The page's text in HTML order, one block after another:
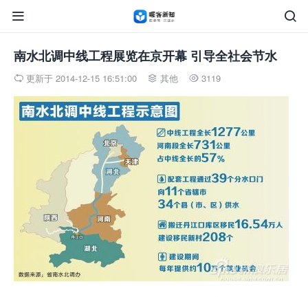


南水北调中线工程展览在京开幕 引导全社会节水
 更新于 2014-12-15 16:51:00  其他  3119